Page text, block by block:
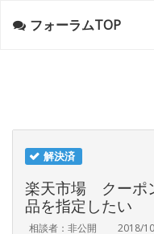
フォーラムTOP
解決済
楽天市場 クーポ
品を指定したい
相談者：非公開 2018/